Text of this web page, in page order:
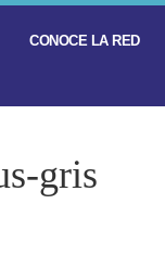
CONOCE LA RED
gris